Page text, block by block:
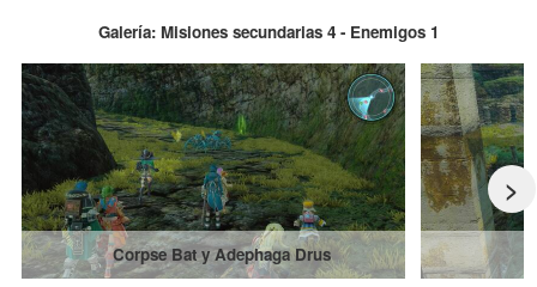
Galería: Misiones secundarias 4 - Enemigos 1
>
Corpse Bat y Adephaga Drus